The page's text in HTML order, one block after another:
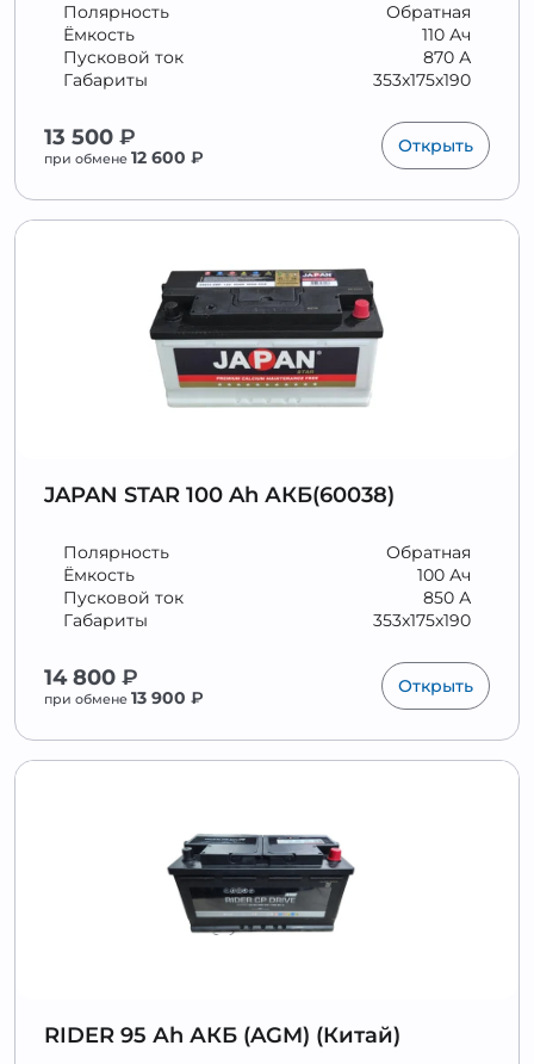
Обратная
Полярность
110 Ач
Ёмкость
870 А
Пусковой ток
353x175x190
Габариты
13 500 ₽
при обмене 12 600 ₽
Открыть
JAPAN STAR 100 Ah АКБ(60038)
Обратная
Полярность
100 Ач
Ёмкость
850 А
Пусковой ток
353x175x190
Габариты
14 800 ₽
при обмене 13 900 ₽
Открыть
RIDER 95 Аh АКБ (AGM) (Китай)